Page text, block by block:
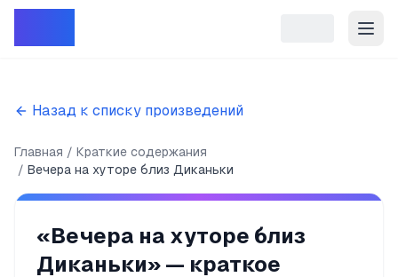
Назад к списку произведений
Главная
Краткие содержания
Вечера на хуторе близ Диканьки
«Вечера на хуторе близ
Диканьки» — краткое